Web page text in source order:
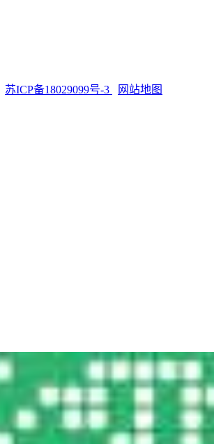
苏ICP备18029099号-3 网站地图